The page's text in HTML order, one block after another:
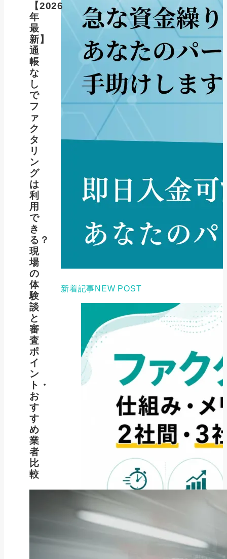
【2026
年
最
新】
通
帳
な
し
で
フ
ァ
ク
タ
リ
ン
グ
は
利
用
で
き
る？
現
場
の
体
験
談
と
審
査
ポ
イ
ン
ト・
お
す
す
め
業
者
比
較
新着記事NEW POST